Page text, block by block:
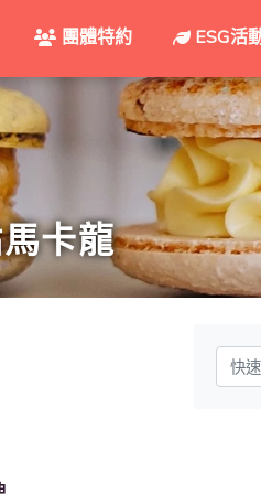
團體特約 ESG活
卡龍